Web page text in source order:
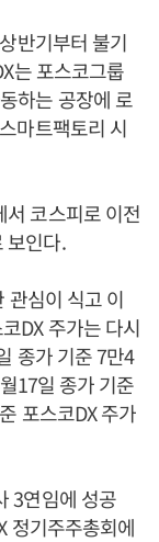
반기부터 불기
는 포스코그룹
하는 공장에 로
마트팩토리 시
서 코스피로 이전
보인다.
관심이 식고 이
DX 주가는 다시
종가 기준 7만4
17일 종가 기준
포스코DX 주가
3연임에 성공
정기주주총회에